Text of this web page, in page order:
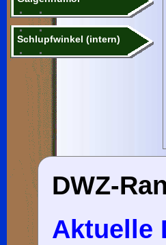
Schlupfwinkel (intern)
DWZ-
Aktuelle